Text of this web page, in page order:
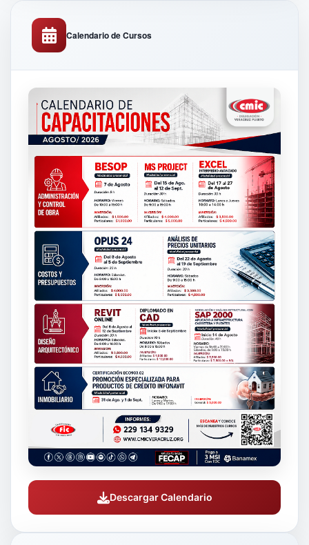
Calendario de Cursos
Descargar Calendario